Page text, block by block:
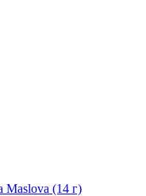
Maslova (14 г)